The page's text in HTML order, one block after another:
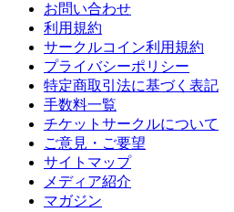
お問い合わせ
利用規約
サークルコイン利用規約
プライバシーポリシー
特定商取引法に基づく表記
手数料一覧
チケットサークルについて
ご意見・ご要望
サイトマップ
メディア紹介
マガジン